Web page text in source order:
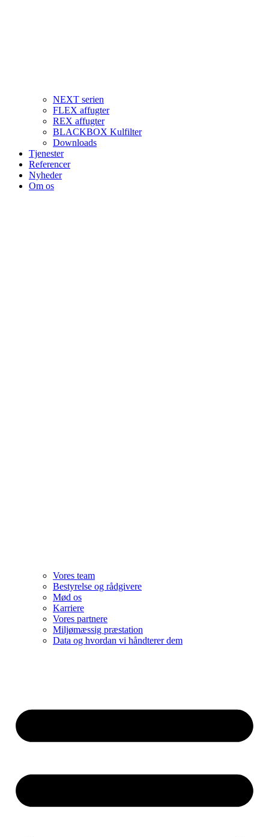
NEXT serien
FLEX affugter
REX affugter
BLACKBOX Kulfilter
Downloads
Tjenester
Referencer
Nyheder
Om os
Vores team
Bestyrelse og rådgivere
Mød os
Karriere
Vores partnere
Miljømæssig præstation
Data og hvordan vi håndterer dem